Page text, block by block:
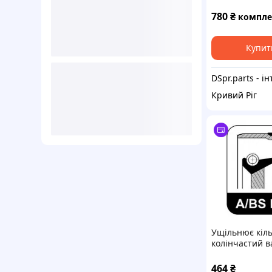
VN800 VN400
49063-1002
780₴ комплект
Кривий Ріг
Ущільнює
колінчастий
ELRING
PANDA (141A_)
464₴